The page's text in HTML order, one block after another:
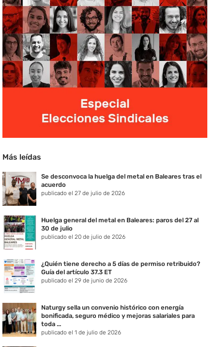
Más leídas
Se desconvoca la huelga del metal en Baleares tras el
acuerdo
publicado el 27 de julio de 2026
Huelga general del metal en Baleares: paros del 27 al
30 de julio
publicado el 20 de julio de 2026
¿Quién tiene derecho a 5 días de permiso retribuido?
Guía del artículo 37.3 ET
publicado el 29 de junio de 2026
Naturgy sella un convenio histórico con energía
bonificada, seguro médico y mejoras salariales para
toda ...
publicado el 1 de julio de 2026